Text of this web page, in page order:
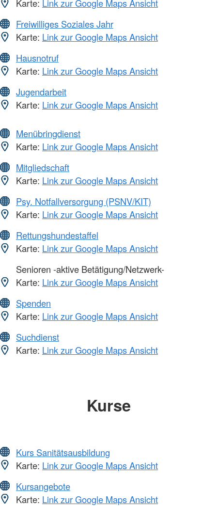
Karte: Link zur Google Maps Ansicht
Freiwilliges Soziales Jahr
Karte: Link zur Google Maps Ansicht
Hausnotruf
Karte: Link zur Google Maps Ansicht
Jugendarbeit
Karte: Link zur Google Maps Ansicht
Menübringdienst
Karte: Link zur Google Maps Ansicht
Mitgliedschaft
Karte: Link zur Google Maps Ansicht
Psy. Notfallversorgung (PSNV/KIT)
Karte: Link zur Google Maps Ansicht
Rettungshundestaffel
Karte: Link zur Google Maps Ansicht
Senioren -aktive Betätigung/Netzwerk-
Karte: Link zur Google Maps Ansicht
Spenden
Karte: Link zur Google Maps Ansicht
Suchdienst
Karte: Link zur Google Maps Ansicht
Kurse
Kurs Sanitätsausbildung
Karte: Link zur Google Maps Ansicht
Kursangebote
Karte: Link zur Google Maps Ansicht